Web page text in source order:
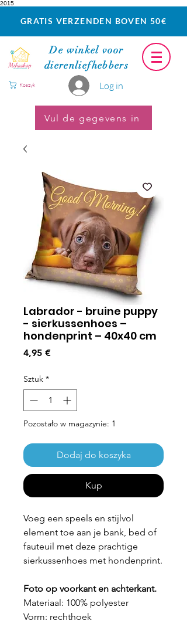
2015
GRATIS VERZENDEN BOVEN 50€
De winkel voor
dierenliefhebbers
Log in
Koszyk
Vul de gegevens in
Labrador - bruine puppy
- sierkussenhoes –
hondenprint – 40x40 cm
4,95 €Cena
Sztuk *
Pozostało w magazynie: 1
Dodaj do koszyka
Kup
Voeg een speels en stijlvol
element toe aan je bank, bed of
fauteuil met deze prachtige
sierkussenhoes met hondenprint.
Foto op voorkant en achterkant.
Materiaal: 100% polyester
Vorm: rechthoek